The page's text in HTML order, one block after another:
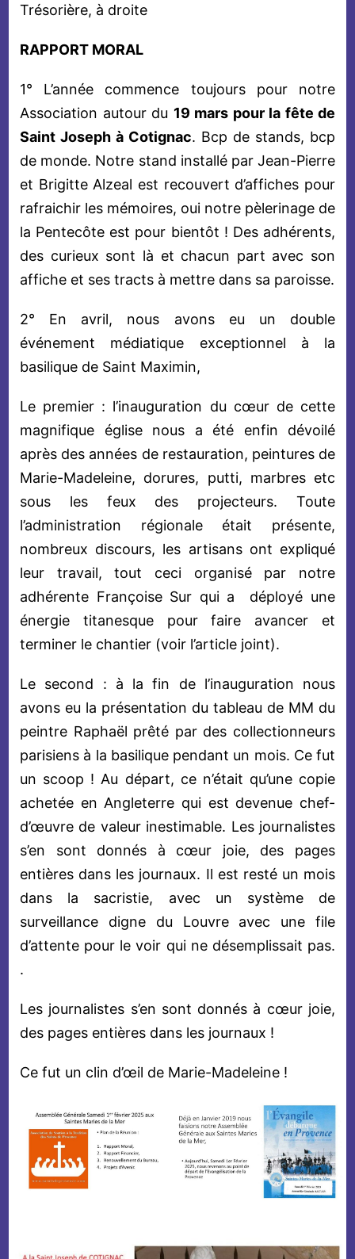
Trésorière, à droite
RAPPORT MORAL
1° L’année commence toujours pour notre
Association autour du 19 mars pour la fête de
Saint Joseph à Cotignac. Bcp de stands, bcp
de monde. Notre stand installé par Jean-Pierre
et Brigitte Alzeal est recouvert d’affiches pour
rafraichir les mémoires, oui notre pèlerinage de
la Pentecôte est pour bientôt ! Des adhérents,
des curieux sont là et chacun part avec son
affiche et ses tracts à mettre dans sa paroisse.
2° En avril, nous avons eu un double
événement médiatique exceptionnel à la
basilique de Saint Maximin,
Le premier : l’inauguration du cœur de cette
magnifique église nous a été enfin dévoilé
après des années de restauration, peintures de
Marie-Madeleine, dorures, putti, marbres etc
sous les feux des projecteurs. Toute
l’administration régionale était présente,
nombreux discours, les artisans ont expliqué
leur travail, tout ceci organisé par notre
adhérente Françoise Sur qui a déployé une
énergie titanesque pour faire avancer et
terminer le chantier (voir l’article joint).
Le second : à la fin de l’inauguration nous
avons eu la présentation du tableau de MM du
peintre Raphaël prêté par des collectionneurs
parisiens à la basilique pendant un mois. Ce fut
un scoop ! Au départ, ce n’était qu’une copie
achetée en Angleterre qui est devenue chef-
d’œuvre de valeur inestimable. Les journalistes
s’en sont donnés à cœur joie, des pages
entières dans les journaux. Il est resté un mois
dans la sacristie, avec un système de
surveillance digne du Louvre avec une file
d’attente pour le voir qui ne désemplissait pas.
.
Les journalistes s’en sont donnés à cœur joie,
des pages entières dans les journaux !
Ce fut un clin d’œil de Marie-Madeleine !